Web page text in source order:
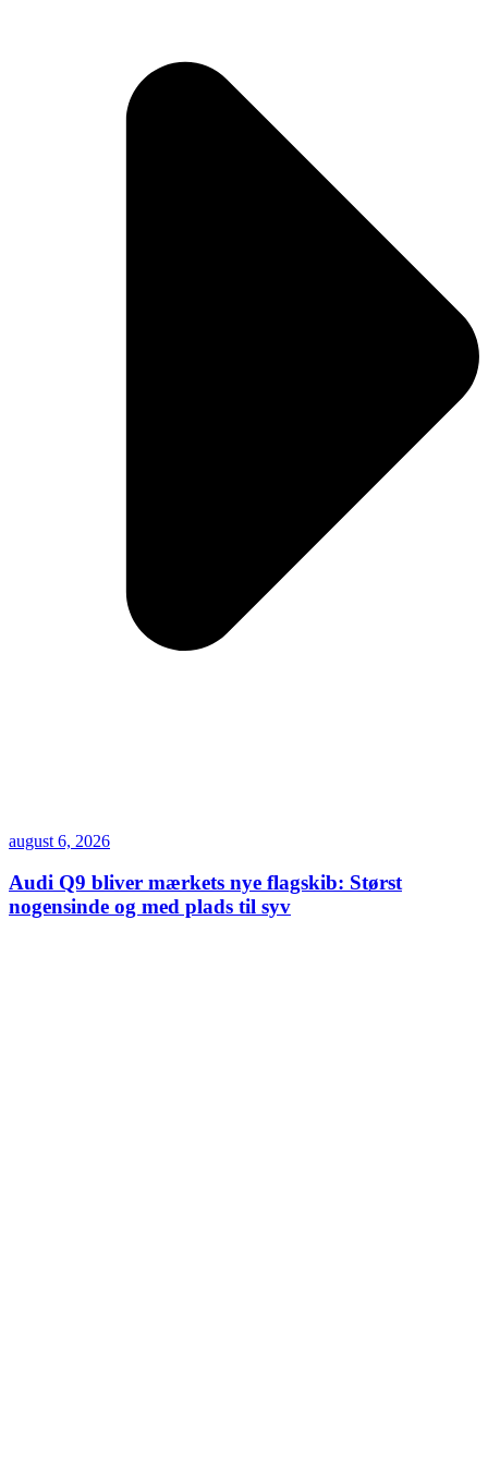
august 6, 2026
Audi Q9 bliver mærkets nye flagskib: Størst
nogensinde og med plads til syv